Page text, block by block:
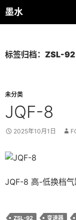
跳
至
墨水
搜
索
标签归档：ZSL-92
未分类
JQF-8
2025年10月1日
JQF-8 高-低换档
ZSL-92 变速器